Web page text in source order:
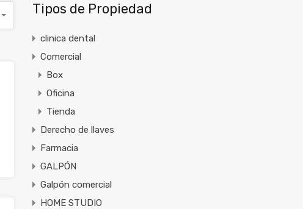
Tipos de Propiedad
clinica dental
Comercial
Box
Oficina
Tienda
Derecho de llaves
Farmacia
GALPÓN
Galpón comercial
HOME STUDIO